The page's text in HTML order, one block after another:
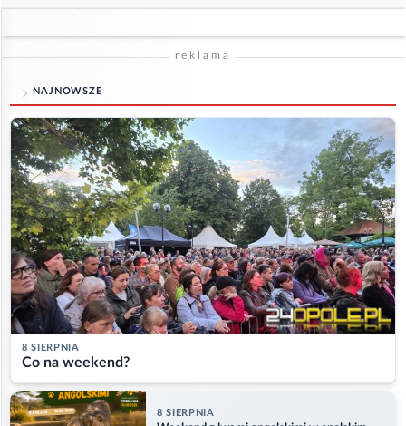
reklama
NAJNOWSZE
8 SIERPNIA
Co na weekend?
8 SIERPNIA